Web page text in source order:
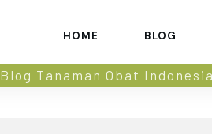
HOME BLOG
Blog Tanaman Obat Indonesia